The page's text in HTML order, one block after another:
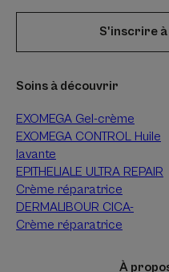
S'inscrire
Soins à découvrir
EXOMEGA Gel-crème
EXOMEGA CONTROL Huile
lavante
EPITHELIALE ULTRA REPAIR
Crème réparatrice
DERMALIBOUR CICA-
Crème réparatrice
À